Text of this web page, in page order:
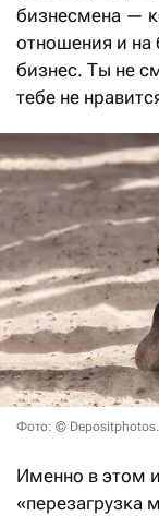
бизнесмена —
отношения и на
бизнес. Ты не
тебе не
Фото: ©
Именно в этом
«перезагрузка